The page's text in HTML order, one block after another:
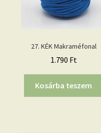
27. KÉK Makraméfonal
1.790 Ft
Kosárba teszem